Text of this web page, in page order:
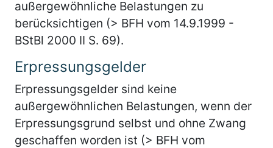
außergewöhnliche Belastungen zu
berücksichtigen (> BFH vom 14.9.1999 -
BStBl 2000 II S. 69).
Erpressungsgelder
Erpressungsgelder sind keine
außergewöhnlichen Belastungen, wenn der
Erpressungsgrund selbst und ohne Zwang
geschaffen worden ist (> BFH vom